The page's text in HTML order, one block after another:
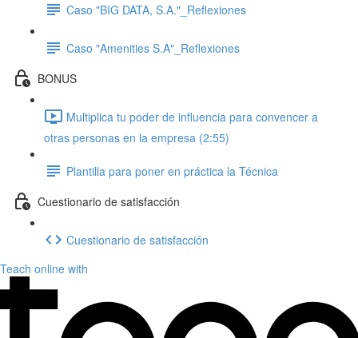
Caso "BIG DATA, S.A."_Reflexiones
Caso "Amenities S.A"_Reflexiones
BONUS
Multiplica tu poder de influencia para convencer a
otras personas en la empresa (2:55)
Plantilla para poner en práctica la Técnica
Cuestionario de satisfacción
Cuestionario de satisfacción
Teach online with